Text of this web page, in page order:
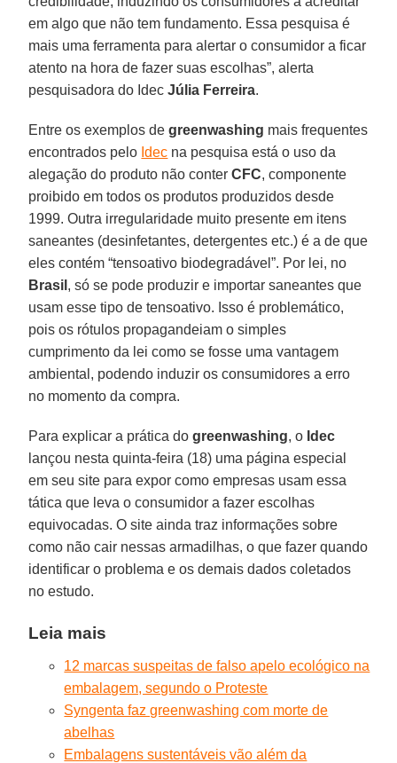
em algo que não tem fundamento. Essa pesquisa é
mais uma ferramenta para alertar o consumidor a ficar
atento na hora de fazer suas escolhas”, alerta
pesquisadora do IdecJúlia Ferreira.
Entre os exemplos degreenwashing mais frequentes
encontrados pelo Idec na pesquisa está o uso da
alegação do produto não conterCFC, componente
proibido em todos os produtos produzidos desde
1999. Outra irregularidade muito presente em itens
saneantes (desinfetantes, detergentes etc.) é a de que
eles contém “tensoativo biodegradável”. Por lei, no
Brasil , só se pode produzir e importar saneantes que
usam esse tipo de tensoativo. Isso é problemático,
pois os rótulos propagandeiam o simples
cumprimento da lei como se fosse uma vantagem
ambiental, podendo induzir os consumidores a erro
no momento da compra.
Para explicar a prática dogreenwashing, o Idec
lançou nesta quinta-feira (18) uma página especial
em seu site para expor como empresas usam essa
tática que leva o consumidor a fazer escolhas
equivocadas. O site ainda traz informações sobre
como não cair nessas armadilhas, o que fazer quando
identificar o problema e os demais dados coletados
no estudo.
Leia mais
12 marcas suspeitas de falso apelo ecológico na
embalagem, segundo o Proteste
Syngenta faz greenwashing com morte de
abelhas
Embalagens sustentáveis vão além da